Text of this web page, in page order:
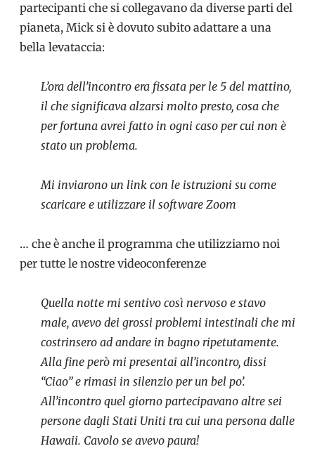
partecipanti che si collegavano da diverse parti del
pianeta, Mick si è dovuto subito adattare a una
bella levataccia:
L’ora dell’incontro era fissata per le 5 del mattino,
il che significava alzarsi molto presto, cosa che
per fortuna avrei fatto in ogni caso per cui non è
stato un problema.
Mi inviarono un link con le istruzioni su come
scaricare e utilizzare il software Zoom
… che è anche il programma che utilizziamo noi
per tutte le nostre videoconferenze
Quella notte mi sentivo così nervoso e stavo
male, avevo dei grossi problemi intestinali che mi
costrinsero ad andare in bagno ripetutamente.
Alla fine però mi presentai all’incontro, dissi
“Ciao” e rimasi in silenzio per un bel po’.
All’incontro quel giorno partecipavano altre sei
persone dagli Stati Uniti tra cui una persona dalle
Hawaii. Cavolo se avevo paura!